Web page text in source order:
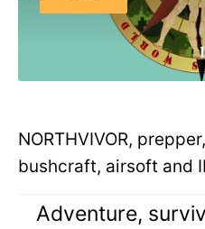
NORTHVIVOR,
bushcraft, airsoft and
Adventure,